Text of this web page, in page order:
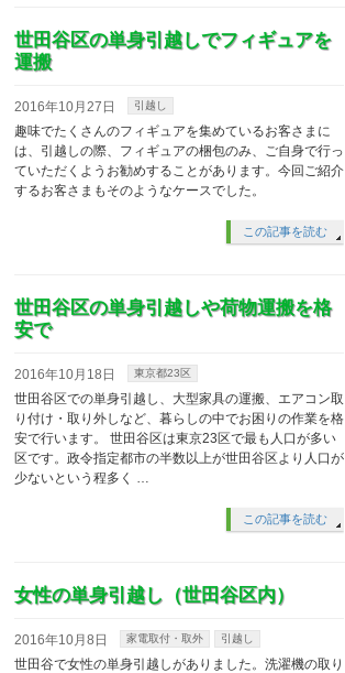
世田谷区の単身引越しでフィギュアを
運搬
2016年10月27日 引越し
趣味でたくさんのフィギュアを集めているお客さまに
は、引越しの際、フィギュアの梱包のみ、ご自身で行っ
ていただくようお勧めすることがあります。今回ご紹介
するお客さまもそのようなケースでした。
この記事を読む
世田谷区の単身引越しや荷物運搬を格
安で
2016年10月18日 東京都23区
世田谷区での単身引越し、大型家具の運搬、エアコン取
り付け・取り外しなど、暮らしの中でお困りの作業を格
安で行います。 世田谷区は東京23区で最も人口が多い
区です。政令指定都市の半数以上が世田谷区より人口が
少ないという程多く …
この記事を読む
女性の単身引越し（世田谷区内）
2016年10月8日 家電取付・取外 引越し
世田谷で女性の単身引越しがありました。洗濯機の取り